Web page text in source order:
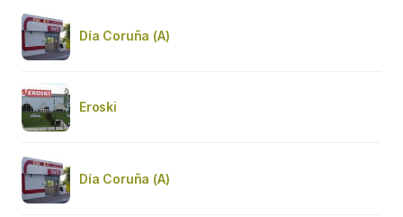
Día Coruña (A)
Eroski
Día Coruña (A)